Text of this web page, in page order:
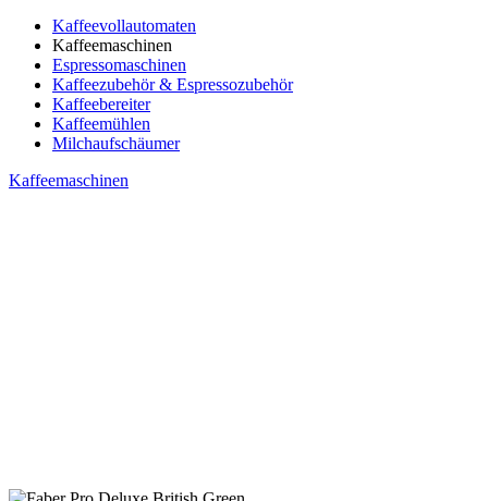
Kaffeevollautomaten
Kaffeemaschinen
Espressomaschinen
Kaffeezubehör & Espressozubehör
Kaffeebereiter
Kaffeemühlen
Milchaufschäumer
Kaffeemaschinen